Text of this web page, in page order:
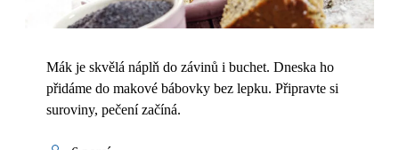
Mák je skvělá náplň do závinů i buchet. Dneska ho
přidáme do makové bábovky bez lepku. Připravte si
suroviny, pečení začíná.